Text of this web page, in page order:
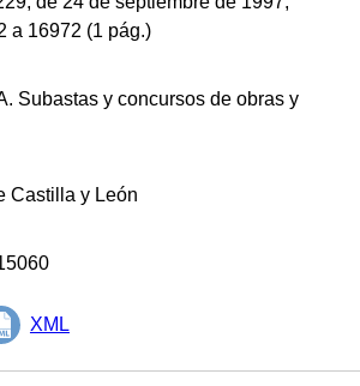
a 16972 (1 pág.)
Subastas y concursos de obras y
Castilla y León
XML